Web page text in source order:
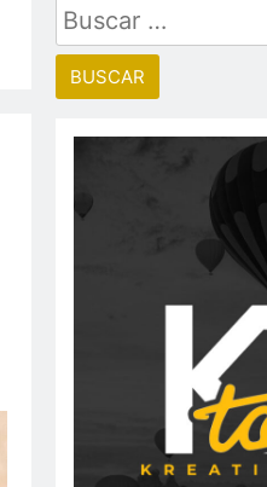
Buscar: